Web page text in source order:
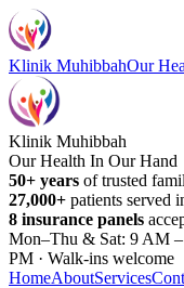
Klinik MuhibbahOur
Klinik Muhibbah
Our Health In Our Hand
50+ years of trusted
27,000+ patients served
8 insurance panels
Mon–Thu & Sat: 9 AM
PM · Walk-ins welcome
HomeAboutServices